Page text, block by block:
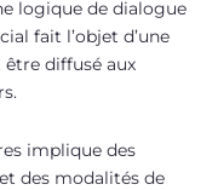
logique de dialogue
fait l’objet d’une
diffusé aux
implique des
des modalités de